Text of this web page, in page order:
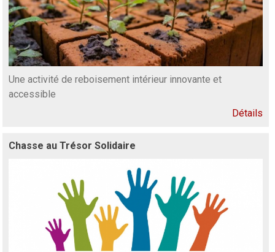
Une activité de reboisement intérieur innovante et
accessible
Détails
Chasse au Trésor Solidaire